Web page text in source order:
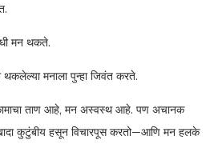
मन थकते.
मनाला पुन्हा जिवंत करते.
कामाचा ताण आहे, मन अस्वस्थ आहे. पण अचानक
कुटुंबीय हसून विचारपूस करतो—आणि मन हलके